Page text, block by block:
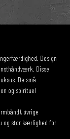
Design
Disse
De små
og spirituel
øvrige
og stor kærlighed for